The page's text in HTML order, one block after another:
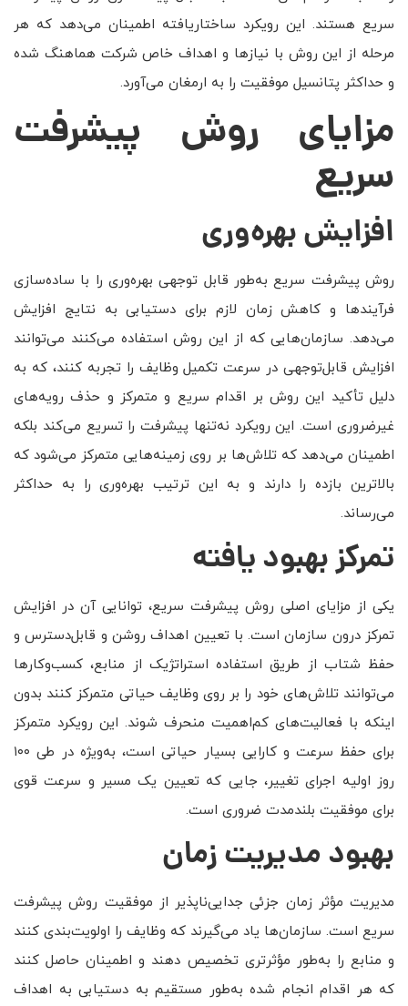
سریع هستند. این رویکرد ساختاریافته اطمینان می‌دهد که هر
مرحله از این روش با نیازها و اهداف خاص شرکت هماهنگ شده
و حداکثر پتانسیل موفقیت را به ارمغان می‌آورد.
مزایای روش پیشرفت
سریع
افزایش بهره‌وری
روش پیشرفت سریع به‌طور قابل توجهی بهره‌وری را با ساده‌سازی
فرآیندها و کاهش زمان لازم برای دستیابی به نتایج افزایش
می‌دهد. سازمان‌هایی که از این روش استفاده می‌کنند می‌توانند
افزایش قابل‌توجهی در سرعت تکمیل وظایف را تجربه کنند، که به
دلیل تأکید این روش بر اقدام سریع و متمرکز و حذف رویه‌های
غیرضروری است. این رویکرد نه‌تنها پیشرفت را تسریع می‌کند بلکه
اطمینان می‌دهد که تلاش‌ها بر روی زمینه‌هایی متمرکز می‌شود که
بالاترین بازده را دارند و به این ترتیب بهره‌وری را به حداکثر
می‌رساند.
تمرکز بهبود یافته
یکی از مزایای اصلی روش پیشرفت سریع، توانایی آن در افزایش
تمرکز درون سازمان است. با تعیین اهداف روشن و قابل‌دسترس و
حفظ شتاب از طریق استفاده استراتژیک از منابع، کسب‌وکارها
می‌توانند تلاش‌های خود را بر روی وظایف حیاتی متمرکز کنند بدون
اینکه با فعالیت‌های کم‌اهمیت منحرف شوند. این رویکرد متمرکز
برای حفظ سرعت و کارایی بسیار حیاتی است، به‌ویژه در طی ۱۰۰
روز اولیه اجرای تغییر، جایی که تعیین یک مسیر و سرعت قوی
برای موفقیت بلندمدت ضروری است.
بهبود مدیریت زمان
مدیریت مؤثر زمان جزئی جدایی‌ناپذیر از موفقیت روش پیشرفت
سریع است. سازمان‌ها یاد می‌گیرند که وظایف را اولویت‌بندی کنند
و منابع را به‌طور مؤثرتری تخصیص دهند و اطمینان حاصل کنند
که هر اقدام انجام شده به‌طور مستقیم به دستیابی به اهداف